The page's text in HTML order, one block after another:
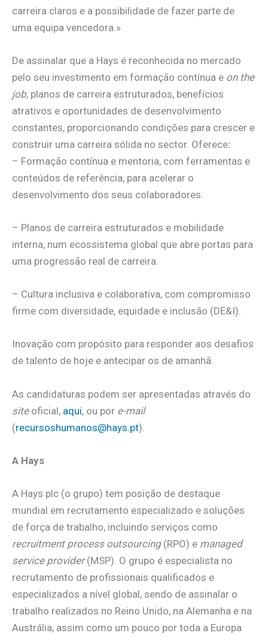
carreira claros e a possibilidade de fazer parte de
uma equipa vencedora.»
De assinalar que a Hays é reconhecida no mercado
pelo seu investimento em formação contínua e on the
job, planos de carreira estruturados, benefícios
atrativos e oportunidades de desenvolvimento
constantes, proporcionando condições para crescer e
construir uma carreira sólida no sector. Oferece:
– Formação contínua e mentoria, com ferramentas e
conteúdos de referência, para acelerar o
desenvolvimento dos seus colaboradores.
– Planos de carreira estruturados e mobilidade
interna, num ecossistema global que abre portas para
uma progressão real de carreira.
– Cultura inclusiva e colaborativa, com compromisso
firme com diversidade, equidade e inclusão (DE&I).
Inovação com propósito para responder aos desafios
de talento de hoje e antecipar os de amanhã.
As candidaturas podem ser apresentadas através do
siteoficial, aqui, ou por e-mail
(recursoshumanos@hays.pt).
A Hays
A Hays plc (o grupo) tem posição de destaque
mundial em recrutamento especializado e soluções
de força de trabalho, incluindo serviços como
recruitment process outsourcing(RPO) e managed
service provider(MSP). O grupo é especialista no
recrutamento de profissionais qualificados e
especializados a nível global, sendo de assinalar o
trabalho realizados no Reino Unido, na Alemanha e na
Austrália, assim como um pouco por toda a Europa